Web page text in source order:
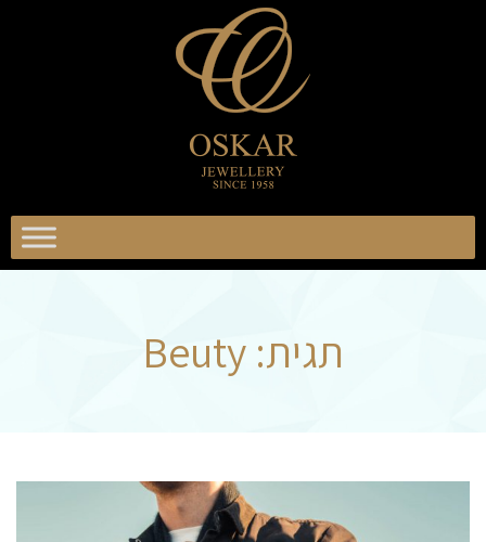
תכשיטים
תגית: Beuty